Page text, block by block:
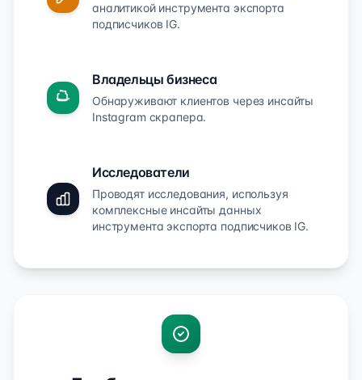
аналитикой инструмента экспорта
подписчиков IG.
Владельцы бизнеса
Обнаруживают клиентов через инсайты
Instagram скрапера.
Исследователи
Проводят исследования, используя
комплексные инсайты данных
инструмента экспорта подписчиков IG.